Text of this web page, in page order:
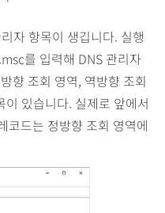
자 항목이 생깁니다. 실행
를 입력해 DNS 관리자
향 조회 영역, 역방향 조회
있습니다. 실제로 앞에서
코드는 정방향 조회 영역에